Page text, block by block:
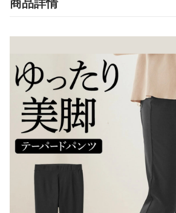
商品詳情